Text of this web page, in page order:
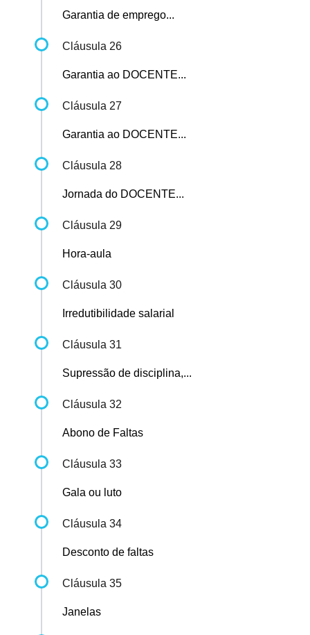
Garantia de emprego...
Cláusula 26
Garantia ao DOCENTE...
Cláusula 27
Garantia ao DOCENTE...
Cláusula 28
Jornada do DOCENTE...
Cláusula 29
Hora-aula
Cláusula 30
Irredutibilidade salarial
Cláusula 31
Supressão de disciplina,...
Cláusula 32
Abono de Faltas
Cláusula 33
Gala ou luto
Cláusula 34
Desconto de faltas
Cláusula 35
Janelas